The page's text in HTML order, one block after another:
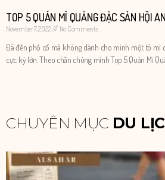
TOP 5 QUÁN MÌ QUẢNG ĐẶC SẢN HỘI
November 7, 2022 No Comments
Đã đến phố cổ mà không dành cho mình một tô mì
cực kỳ lớn. Theo chân chúng mình Top 5 Quán Mì
CHUYÊN MỤC DU